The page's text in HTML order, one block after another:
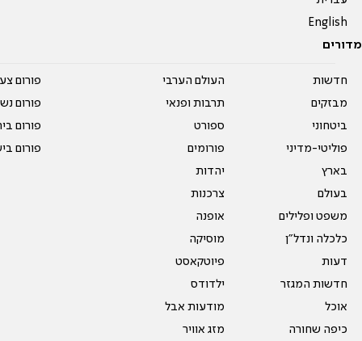
English
מדורים
חדשות
מבזקים
ביטחוני
פוליטי-מדיני
בארץ
בעולם
משפט ופלילים
כלכלה ונדל"ן
דעות
חדשות המגזר
אוכל
כיפה שחורה
העולם הערבי
תרבות ופנאי
ספורט
פורומים
יהדות
צרכנות
אופנה
מוסיקה
פיוטקאסט
ילדודס
מודעות אבל
מזג אוויר
פורום
פורום
פורום
פורום